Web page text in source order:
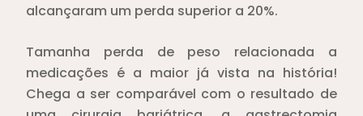
alcançaram um perda superior a 20%. ⁣
⁣Tamanha perda de peso relacionada a
medicações é a maior já vista na história!
Chega a ser comparável com o resultado de